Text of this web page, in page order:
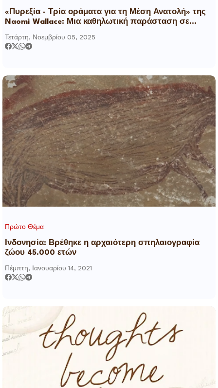
«Πυρεξία - Τρία οράματα για τη Μέση Ανατολή» της
Naomi Wallace: Μια καθηλωτική παράσταση σε
Τετάρτη, Νοεμβρίου 05, 2025
Πρώτο Θέμα
Ινδονησία: Βρέθηκε η αρχαιότερη σπηλαιογραφία
ζώου 45.000 ετών
Πέμπτη, Ιανουαρίου 14, 2021